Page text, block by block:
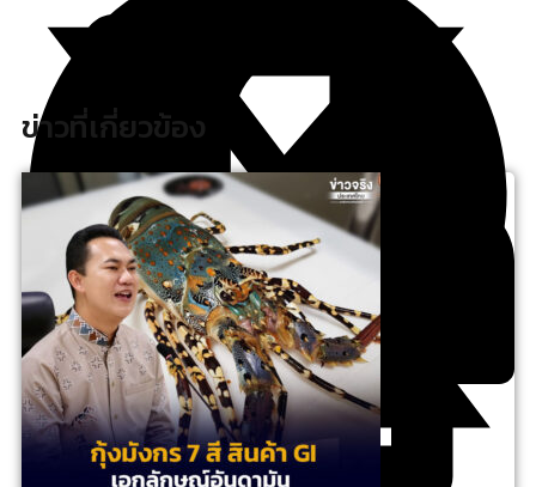
ข่าวที่เกี่ยวข้อง